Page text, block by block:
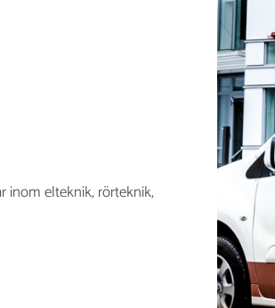
inom elteknik, rörteknik,